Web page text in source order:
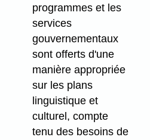
programmes et les
services
gouvernementaux
sont offerts d'une
manière appropriée
sur les plans
linguistique et
culturel, compte
tenu des besoins de